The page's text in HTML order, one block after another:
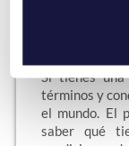
Si tienes
términos y
el mundo. El
saber qué